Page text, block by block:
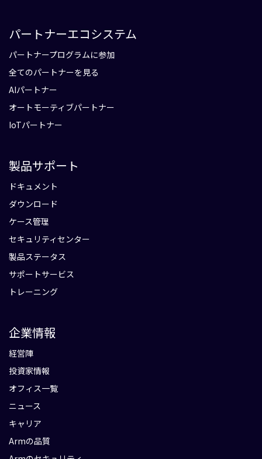
パートナーエコシステム
パートナープログラムに参加
全てのパートナーを見る
AIパートナー
オートモーティブパートナー
IoTパートナー
製品サポート
ドキュメント
ダウンロード
ケース管理
セキュリティセンター
製品ステータス
サポートサービス
トレーニング
企業情報
経営陣
投資家情報
オフィス一覧
ニュース
キャリア
Armの品質